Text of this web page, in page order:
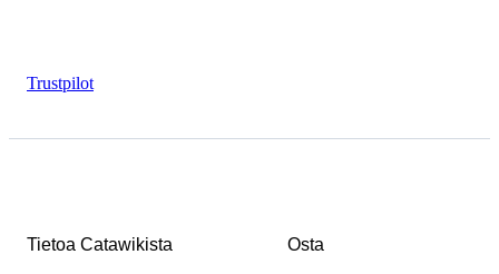
Trustpilot
Tietoa Catawikista Osta